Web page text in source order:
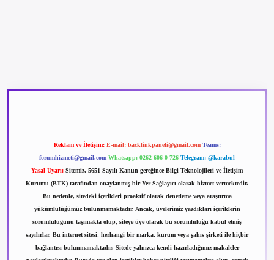
Reklam ve İletişim: E-mail: backlinkpaneli@gmail.com Teams:
forumhizmeti@gmail.com Whatsapp: 0262 606 0 726 Telegram: @karabul
Yasal Uyarı: Sitemiz, 5651 Sayılı Kanun gereğince Bilgi Teknolojileri ve İletişim
Kurumu (BTK) tarafından onaylanmış bir Yer Sağlayıcı olarak hizmet vermektedir.
Bu nedenle, sitedeki içerikleri proaktif olarak denetleme veya araştırma
yükümlülüğümüz bulunmamaktadır. Ancak, üyelerimiz yazdıkları içeriklerin
sorumluluğunu taşımakta olup, siteye üye olarak bu sorumluluğu kabul etmiş
sayılırlar. Bu internet sitesi, herhangi bir marka, kurum veya şahıs şirketi ile hiçbir
bağlantısı bulunmamaktadır. Sitede yalnızca kendi hazırladığımız makaleler